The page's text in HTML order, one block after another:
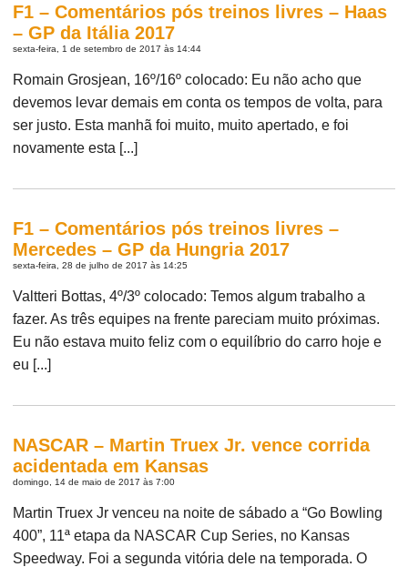
F1 – Comentários pós treinos livres – Haas
– GP da Itália 2017
sexta-feira, 1 de setembro de 2017 às 14:44
Romain Grosjean, 16º/16º colocado: Eu não acho que
devemos levar demais em conta os tempos de volta, para
ser justo. Esta manhã foi muito, muito apertado, e foi
novamente esta [...]
F1 – Comentários pós treinos livres –
Mercedes – GP da Hungria 2017
sexta-feira, 28 de julho de 2017 às 14:25
Valtteri Bottas, 4º/3º colocado: Temos algum trabalho a
fazer. As três equipes na frente pareciam muito próximas.
Eu não estava muito feliz com o equilíbrio do carro hoje e
eu [...]
NASCAR – Martin Truex Jr. vence corrida
acidentada em Kansas
domingo, 14 de maio de 2017 às 7:00
Martin Truex Jr venceu na noite de sábado a “Go Bowling
400”, 11ª etapa da NASCAR Cup Series, no Kansas
Speedway. Foi a segunda vitória dele na temporada. O